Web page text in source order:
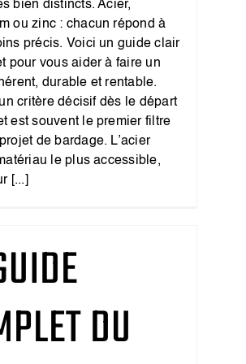
bien distincts. Acier,
ou zinc : chacun répond à
précis. Voici un guide clair
pour vous aider à faire un
durable et rentable.
critère décisif dès le départ
est souvent le premier filtre
de bardage. L’acier
le plus accessible,
[...]
DU